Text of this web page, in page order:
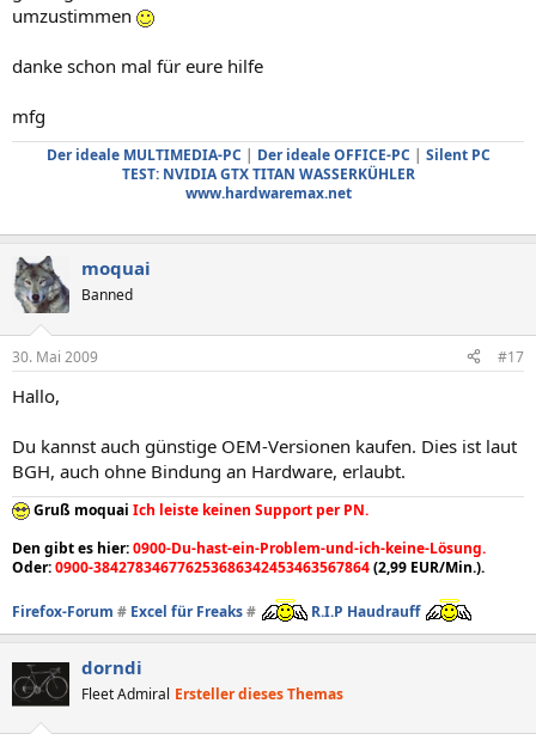
umzustimmen
danke schon mal für eure hilfe
mfg
Der ideale MULTIMEDIA-PC | Der ideale OFFICE-PC | Silent PC
TEST: NVIDIA GTX TITAN WASSERKÜHLER
www.hardwaremax.net
moquai
Banned
30. Mai 2009 #17
Hallo,
Du kannst auch günstige OEM-Versionen kaufen. Dies ist laut
BGH, auch ohne Bindung an Hardware, erlaubt.
Gruß moquai Ich leiste keinen Support per PN.
Den gibt es hier:0900-Du-hast-ein-Problem-und-ich-keine-Lösung.
Oder:0900-384278346776253686342453463567864(2,99 EUR/Min.).
Firefox-Forum # Excel für Freaks# R.I.P Haudrauff
dorndi
Fleet Admiral Ersteller dieses Themas